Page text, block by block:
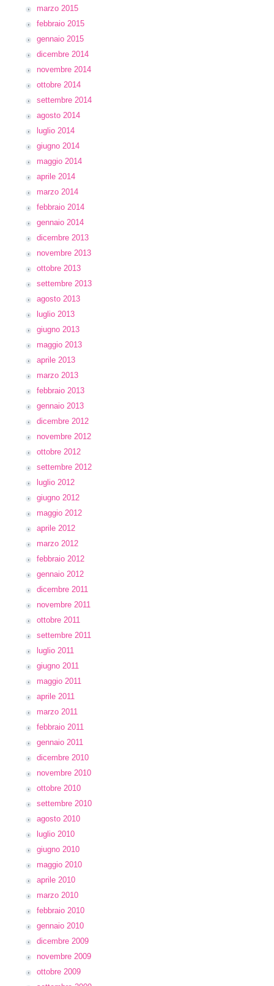
marzo 2015
febbraio 2015
gennaio 2015
dicembre 2014
novembre 2014
ottobre 2014
settembre 2014
agosto 2014
luglio 2014
giugno 2014
maggio 2014
aprile 2014
marzo 2014
febbraio 2014
gennaio 2014
dicembre 2013
novembre 2013
ottobre 2013
settembre 2013
agosto 2013
luglio 2013
giugno 2013
maggio 2013
aprile 2013
marzo 2013
febbraio 2013
gennaio 2013
dicembre 2012
novembre 2012
ottobre 2012
settembre 2012
luglio 2012
giugno 2012
maggio 2012
aprile 2012
marzo 2012
febbraio 2012
gennaio 2012
dicembre 2011
novembre 2011
ottobre 2011
settembre 2011
luglio 2011
giugno 2011
maggio 2011
aprile 2011
marzo 2011
febbraio 2011
gennaio 2011
dicembre 2010
novembre 2010
ottobre 2010
settembre 2010
agosto 2010
luglio 2010
giugno 2010
maggio 2010
aprile 2010
marzo 2010
febbraio 2010
gennaio 2010
dicembre 2009
novembre 2009
ottobre 2009